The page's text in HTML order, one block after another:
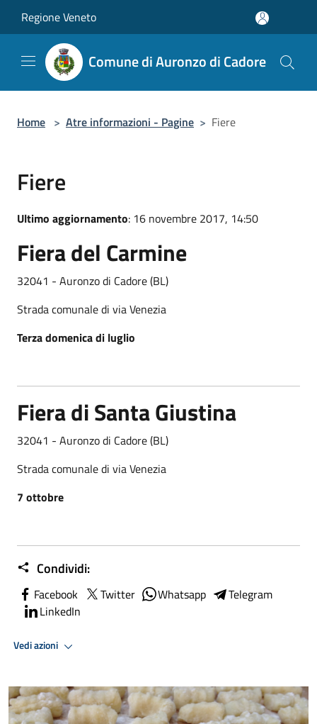
Regione Veneto
Comune di Auronzo di Cadore
Home > Atre informazioni - Pagine > Fiere
Fiere
Ultimo aggiornamento: 16 novembre 2017, 14:50
Fiera del Carmine
32041 - Auronzo di Cadore (BL)
Strada comunale di via Venezia
Terza domenica di luglio
Fiera di Santa Giustina
32041 - Auronzo di Cadore (BL)
Strada comunale di via Venezia
7 ottobre
Condividi:
Facebook Twitter Whatsapp
Telegram
LinkedIn
Vedi azioni